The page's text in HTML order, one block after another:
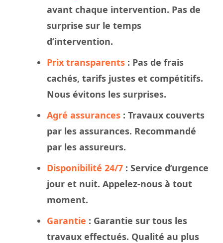
avant chaque intervention. Pas de
surprise sur le temps
d’intervention.
Prix transparents : Pas de frais
cachés, tarifs justes et compétitifs.
Nous évitons les surprises.
Agré assurances : Travaux couverts
par les assurances. Recommandé
par les assureurs.
Disponibilité 24/7 : Service d’urgence
jour et nuit. Appelez-nous à tout
moment.
Garantie : Garantie sur tous les
travaux effectués. Qualité au plus